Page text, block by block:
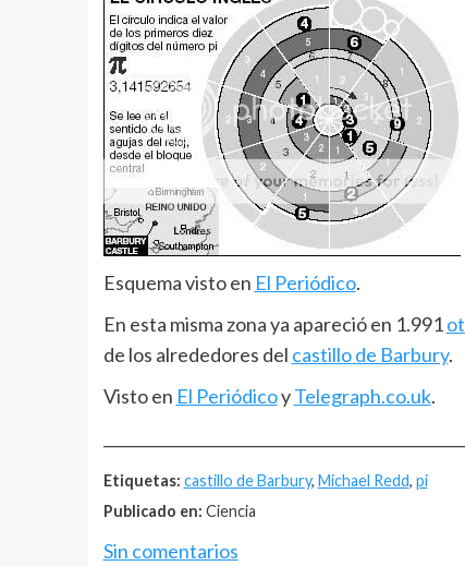
Esquema visto en El Periódico.
En esta misma zona ya apareció en 1.991
de los alrededores del castillo de Barbury.
Visto en El PeriódicoyTelegraph.co.uk.
Etiquetas: castillo de Barbury, Michael Redd, pi
Publicado en: Ciencia
Sin comentarios